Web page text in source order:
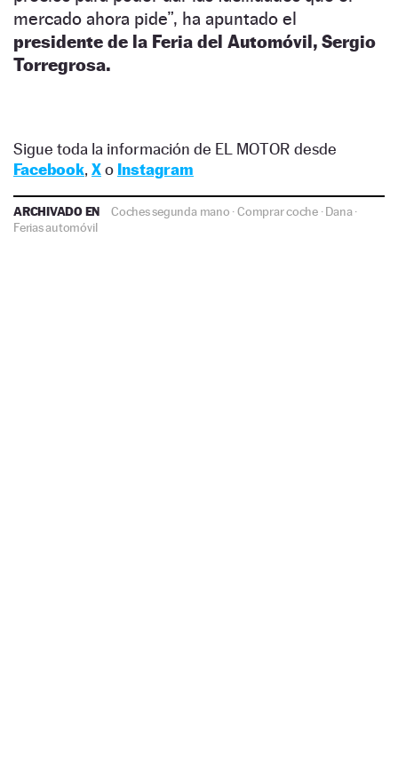
mercado ahora pide”, ha apuntado el
presidente de la Feria del Automóvil, Sergio
Torregrosa.
Sigue toda la información de EL MOTOR desde
Facebook, Xo Instagram
ARCHIVADO EN Coches segunda mano ·Comprar coche·Dana·
Ferias automóvil